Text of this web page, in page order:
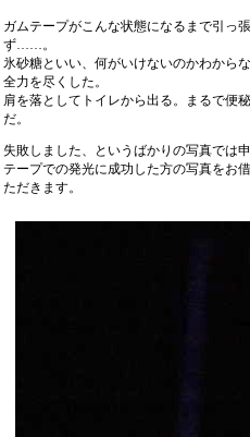
ガムテープがこんな状態になるまで引っ
ず……。
氷砂糖といい、何がいけないのかわから
全力を尽くした。
肩を落としてトイレから出る。まるで便
だ。
失敗しました、というばかりの写真では
テープでの発光に成功した方の写真をお
ただきます。